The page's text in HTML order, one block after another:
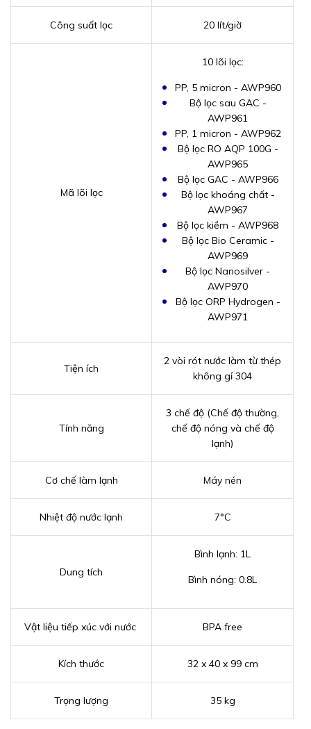
Công suất lọc 20 lít/giờ
Mã lõi lọc
10 lõi lọc:
PP, 5 micron - AWP960
Bộ lọc sau GAC -
AWP961
PP, 1 micron - AWP962
Bộ lọc RO AQP 100G -
AWP965
Bộ lọc GAC - AWP966
Bộ lọc khoáng chất -
AWP967
Bộ lọc kiềm - AWP968
Bộ lọc Bio Ceramic -
AWP969
Bộ lọc Nanosilver -
AWP970
Bộ lọc ORP Hydrogen -
AWP971
Tiện ích
2 vòi rót nước làm từ thép
không gỉ 304
Tính năng
3 chế độ (Chế độ thường,
chế độ nóng và chế độ
lạnh)
Cơ chế làm lạnh Máy nén
Nhiệt độ nước lạnh 7°C
Dung tích
Bình lạnh: 1L
Bình nóng: 0.8L
Vật liệu tiếp xúc với nước BPA free
Kích thước 32 x 40 x 99 cm
Trọng lượng 35 kg